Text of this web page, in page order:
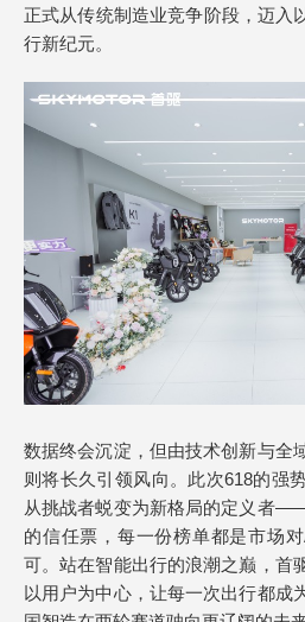
正式从传统制造业竞争阶段，迈入
行新纪元。
数据终会沉淀，但由技术创新与全
则将长久引领风向。此次618的强
从挑战者蜕变为新格局的定义者
的信任票，每一份榜单都是市场
可。站在智能出行的浪潮之巅，首
以用户为中心，让每一次出行都成